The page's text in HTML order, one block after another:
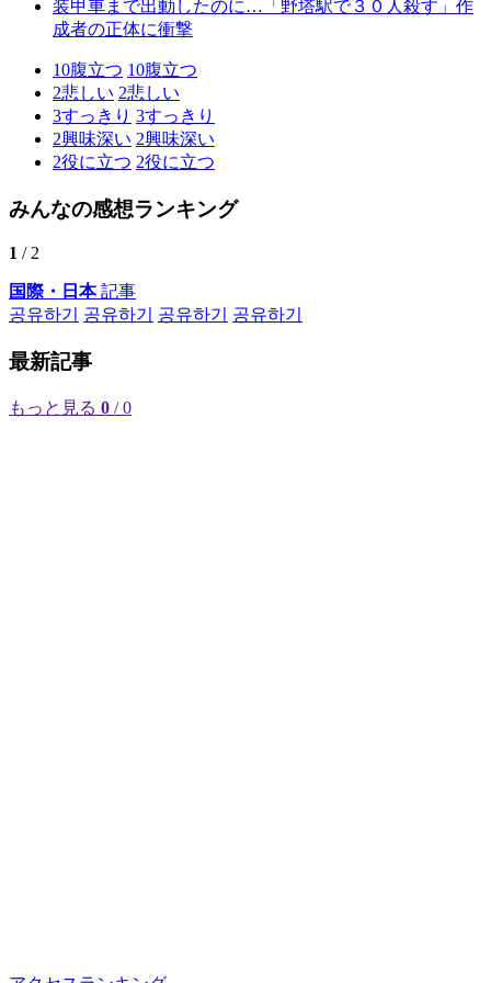
装甲車まで出動したのに…「野塔駅で３０人殺す」作
成者の正体に衝撃
10腹立つ 10腹立つ
2悲しい 2悲しい
3すっきり 3すっきり
2興味深い 2興味深い
2役に立つ 2役に立つ
みんなの感想ランキング
1 / 2
国際・日本記事
공유하기
공유하기 공유하기 공유하기
最新記事
もっと見る 0 / 0